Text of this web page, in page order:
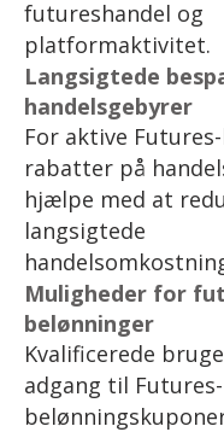
futureshandel og
platformaktivitet.
Langsigtede
handelsgebyrer
For aktive
rabatter på
hjælpe med at
langsigtede
Muligheder for
belønninger
Kvalificerede
adgang til